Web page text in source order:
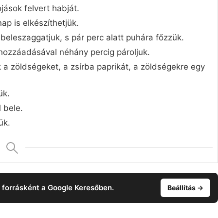
felvert habját.
is elkészíthetjük.
s pár perc alatt puhára főzzük.
néhány percig pároljuk.
zöldségeket, a zsírba paprikát, a zöldségekre egy
bele.
a Google Keresőben. Beállítás →